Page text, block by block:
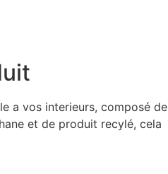
a vos interieurs, composé de
et de produit recylé, cela